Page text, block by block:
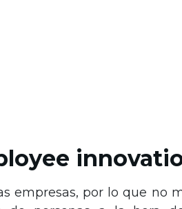
empresas, por lo que no